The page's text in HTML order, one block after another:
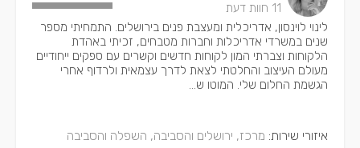
11 חוות דעת
לינוי לוינסון, אדריכלית ומעצבת פנים בירושלים. התמחיתי מספר
שנים במשרדי אדריכלות וחברות מטבחים, זכיתי באהדת
הלקוחות וצברתי המון לקוחות חדשים וקשרים עם ספקים ייחודיים
מעולם העיצוב והחלטתי לצאת לדרך עצמאית ולרדוף אחרי
הגשמת החלום שלי. המוטו ש...
איזורי שירות: מרכז, ירושלים והסביבה, השפלה והסביבה